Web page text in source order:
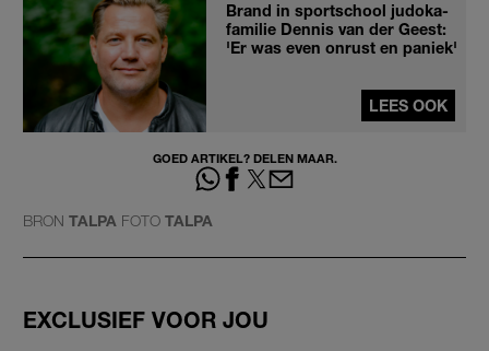
Brand in sportschool judoka-
familie Dennis van der Geest:
'Er was even onrust en paniek'
LEES OOK
GOED ARTIKEL? DELEN MAAR.
BRON TALPA FOTO TALPA
EXCLUSIEF VOOR JOU